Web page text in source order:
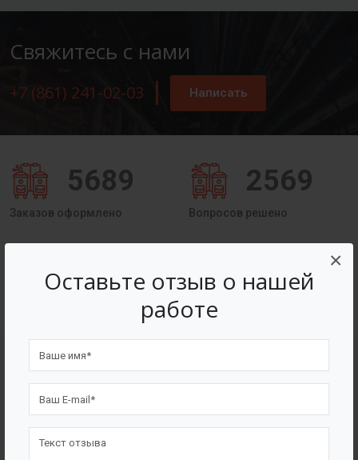
Оставьте отзыв о нашей
работе
×
Свяжитесь с нами
+7 (861) 241-02-03 Написать
5689
Заказов оформлено
2569
Вопросов решено
7562
Сертификаты